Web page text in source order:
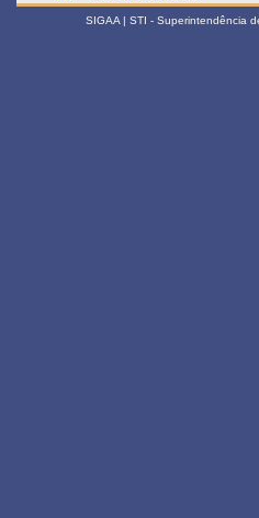
SIGAA | STI - Superintendência